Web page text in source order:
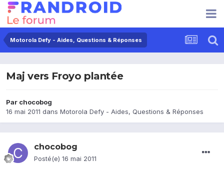
Motorola Defy - Aides, Questions & Réponses
Maj vers Froyo plantée
Par chocobog
16 mai 2011 dans Motorola Defy - Aides, Questions & Réponses
chocobog
Posté(e) 16 mai 2011